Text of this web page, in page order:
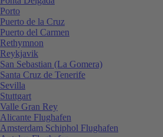
Porto
Puerto de la Cruz
Puerto del Carmen
Rethymnon
Reykjavik
San Sebastian (La Gomera)
Santa Cruz de Tenerife
Sevilla
Stuttgart
Valle Gran Rey
Alicante Flughafen
Amsterdam Schiphol Flughafen